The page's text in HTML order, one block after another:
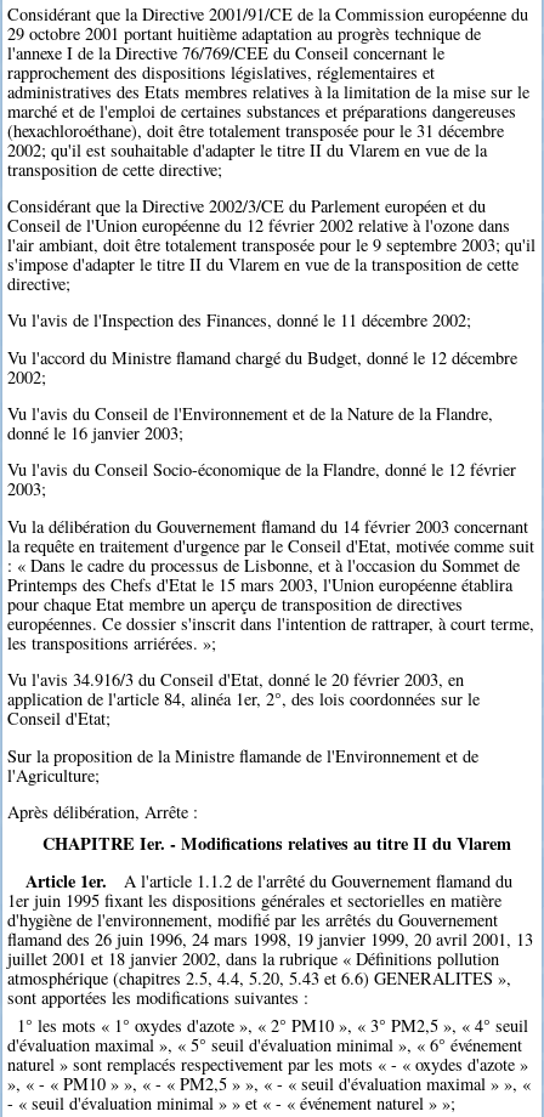
Considérant que la Directive 2001/91/CE de la Commission européenne du
29 octobre 2001 portant huitième adaptation au progrès technique de
l'annexe I de la Directive 76/769/CEE du Conseil concernant le
rapprochement des dispositions législatives, réglementaires et
administratives des Etats membres relatives à la limitation de la mise sur le
marché et de l'emploi de certaines substances et préparations dangereuses
(hexachloroéthane), doit être totalement transposée pour le 31 décembre
2002; qu'il est souhaitable d'adapter le titre II du Vlarem en vue de la
transposition de cette directive;
Considérant que la Directive 2002/3/CE du Parlement européen et du
Conseil de l'Union européenne du 12 février 2002 relative à l'ozone dans
l'air ambiant, doit être totalement transposée pour le 9 septembre 2003; qu'il
s'impose d'adapter le titre II du Vlarem en vue de la transposition de cette
directive;
Vu l'avis de l'Inspection des Finances, donné le 11 décembre 2002;
Vu l'accord du Ministre flamand chargé du Budget, donné le 12 décembre
2002;
Vu l'avis du Conseil de l'Environnement et de la Nature de la Flandre,
donné le 16 janvier 2003;
Vu l'avis du Conseil Socio-économique de la Flandre, donné le 12 février
2003;
Vu la délibération du Gouvernement flamand du 14 février 2003 concernant
la requête en traitement d'urgence par le Conseil d'Etat, motivée comme suit
: « Dans le cadre du processus de Lisbonne, et à l'occasion du Sommet de
Printemps des Chefs d'Etat le 15 mars 2003, l'Union européenne établira
pour chaque Etat membre un aperçu de transposition de directives
européennes. Ce dossier s'inscrit dans l'intention de rattraper, à court terme,
les transpositions arriérées. »;
Vu l'avis 34.916/3 du Conseil d'Etat, donné le 20 février 2003, en
application de l'article 84, alinéa 1er, 2°, des lois coordonnées sur le
Conseil d'Etat;
Sur la proposition de la Ministre flamande de l'Environnement et de
l'Agriculture;
Après délibération, Arrête :
CHAPITRE Ier. - Modifications relatives au titre II du Vlarem
Article 1er.
A l'article 1.1.2 de l'arrêté du Gouvernement flamand du
1er juin 1995 fixant les dispositions générales et sectorielles en matière
d'hygiène de l'environnement, modifié par les arrêtés du Gouvernement
flamand des 26 juin 1996, 24 mars 1998, 19 janvier 1999, 20 avril 2001, 13
juillet 2001 et 18 janvier 2002, dans la rubrique « Définitions pollution
atmosphérique (chapitres 2.5, 4.4, 5.20, 5.43 et 6.6) GENERALITES »,
sont apportées les modifications suivantes :
1° les mots « 1° oxydes d'azote », « 2° PM10 », « 3° PM2,5 », « 4° seuil
d'évaluation maximal », « 5° seuil d'évaluation minimal », « 6° événement
naturel » sont remplacés respectivement par les mots « - « oxydes d'azote »
», « - « PM10 » », « - « PM2,5 » », « - « seuil d'évaluation maximal » », «
- « seuil d'évaluation minimal » » et « - « événement naturel » »;